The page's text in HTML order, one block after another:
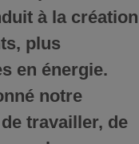
à la création
plus
en énergie.
notre
travailler, de